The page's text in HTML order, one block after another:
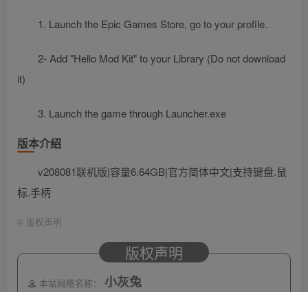
1. Launch the Epic Games Store, go to your profile.
2- Add "Hello Mod Kit" to your Library (Do not download
it)
3. Launch the game through Launcher.exe
版本介绍
v208081联机版|容量6.64GB|官方简体中文|支持键盘.鼠
标.手柄
© 版权声明
版权声明
本站网络名称： 小灰兔